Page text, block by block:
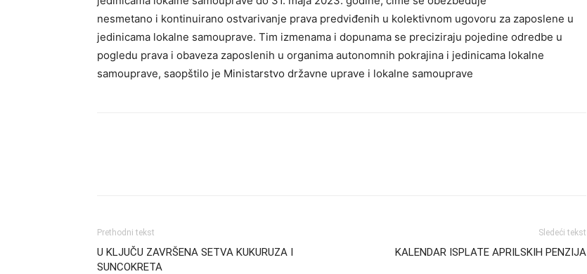
nesmetano i kontinuirano ostvarivanje prava predviđenih u kolektivnom ugovoru za zaposlene u
jedinicama lokalne samouprave. Tim izmenama i dopunama se preciziraju pojedine odredbe u
pogledu prava i obaveza zaposlenih u organima autonomnih pokrajina i jedinicama lokalne
samouprave, saopštilo je Ministarstvo državne uprave i lokalne samouprave
Prethodni tekst
U KLJUČU ZAVRŠENA SETVA KUKURUZA I
SUNCOKRETA
Sledeći tekst
KALENDAR ISPLATE APRILSKIH PENZIJA